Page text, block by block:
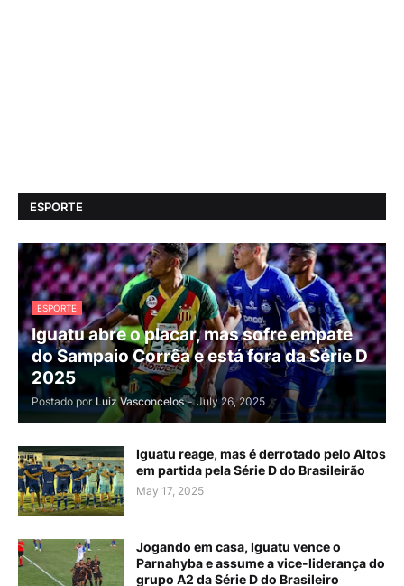
ESPORTE
ESPORTE
Iguatu abre o placar, mas sofre empate
do Sampaio Corrêa e está fora da Série D
2025
Postado por Luiz Vasconcelos - July 26, 2025
Iguatu reage, mas é derrotado pelo Altos
em partida pela Série D do Brasileirão
May 17, 2025
Jogando em casa, Iguatu vence o
Parnahyba e assume a vice-liderança do
grupo A2 da Série D do Brasileiro